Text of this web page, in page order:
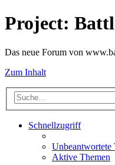
Project:
Das neue Forum von
Zum Inhalt
Schnellzugriff
Unbeantwortete
Aktive Themen